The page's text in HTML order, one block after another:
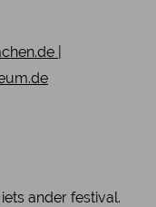
ander festival.